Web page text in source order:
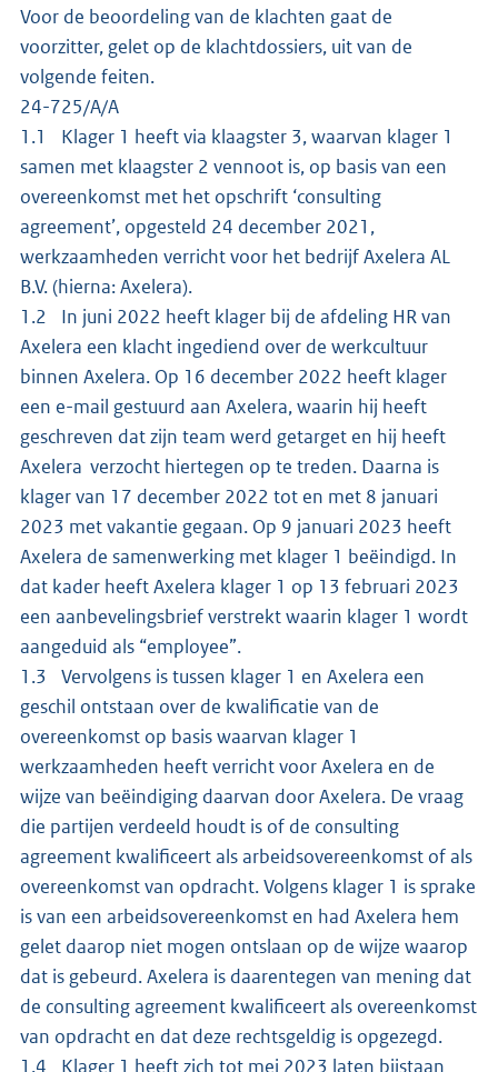
Voor de beoordeling van de klachten gaat de
voorzitter, gelet op de klachtdossiers, uit van de
volgende feiten.
24-725/A/A
1.1 Klager 1 heeft via klaagster 3, waarvan klager 1
samen met klaagster 2 vennoot is, op basis van een
overeenkomst met het opschrift ‘consulting
agreement’, opgesteld 24 december 2021,
werkzaamheden verricht voor het bedrijf Axelera AL
B.V. (hierna: Axelera).
1.2 In juni 2022 heeft klager bij de afdeling HR van
Axelera een klacht ingediend over de werkcultuur
binnen Axelera. Op 16 december 2022 heeft klager
een e-mail gestuurd aan Axelera, waarin hij heeft
geschreven dat zijn team werd getarget en hij heeft
Axelera verzocht hiertegen op te treden. Daarna is
klager van 17 december 2022 tot en met 8 januari
2023 met vakantie gegaan. Op 9 januari 2023 heeft
Axelera de samenwerking met klager 1 beëindigd. In
dat kader heeft Axelera klager 1 op 13 februari 2023
een aanbevelingsbrief verstrekt waarin klager 1 wordt
aangeduid als “employee”.
1.3 Vervolgens is tussen klager 1 en Axelera een
geschil ontstaan over de kwalificatie van de
overeenkomst op basis waarvan klager 1
werkzaamheden heeft verricht voor Axelera en de
wijze van beëindiging daarvan door Axelera. De vraag
die partijen verdeeld houdt is of de consulting
agreement kwalificeert als arbeidsovereenkomst of als
overeenkomst van opdracht. Volgens klager 1 is sprake
is van een arbeidsovereenkomst en had Axelera hem
gelet daarop niet mogen ontslaan op de wijze waarop
dat is gebeurd. Axelera is daarentegen van mening dat
de consulting agreement kwalificeert als overeenkomst
van opdracht en dat deze rechtsgeldig is opgezegd.
1.4 Klager 1 heeft zich tot mei 2023 laten bijstaan